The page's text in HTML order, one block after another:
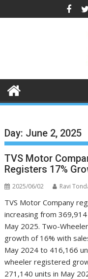
to
Day: June 2, 2025
TVS Motor
Registers 17%
2025/06/02 Ravi
TVS Motor Company
increasing from
May 2025. Two-
growth of 16% with
May 2024 to 416,166
wheeler registered
271,140 units in May